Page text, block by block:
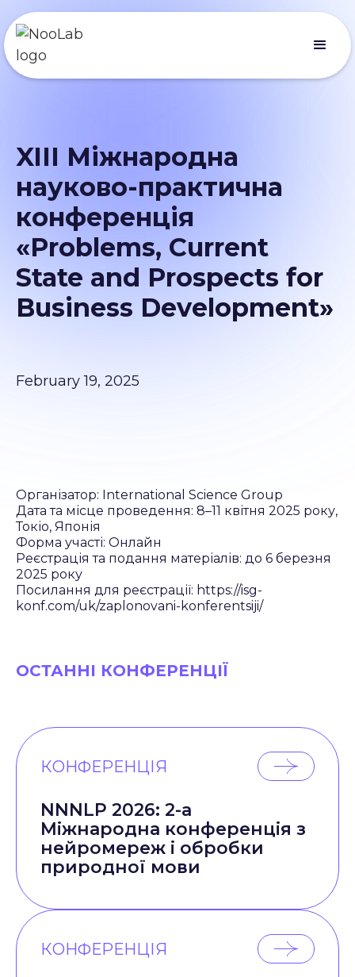
XIII Міжнародна
науково-практична
конференція
«Problems, Current
State and Prospects for
Business Development»
February 19, 2025
Організатор: International Science Group
Дата та місце проведення: 8–11 квітня 2025 року,
Токіо, Японія
Форма участі: Онлайн
Реєстрація та подання матеріалів: до 6 березня
2025 року
Посилання для реєстрації: https://isg-
konf.com/uk/zaplonovani-konferentsiji/
ОСТАННІ КОНФЕРЕНЦІЇ
КОНФЕРЕНЦІЯ
NNNLP 2026: 2-а
Міжнародна конференція з
нейромереж і обробки
природної мови
КОНФЕРЕНЦІЯ